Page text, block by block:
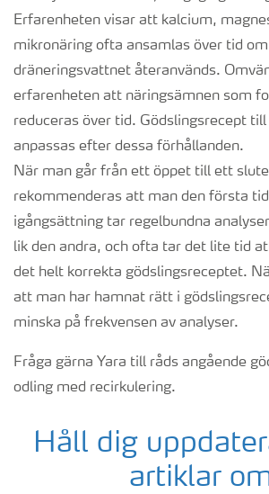
Erfarenheten visar att kalcium,
mikronäring ofta ansamlas över tid om
dräneringsvattnet återanvänds.
erfarenheten att näringsämnen som
reduceras över tid. Gödslingsrecept
anpassas efter dessa förhållanden.
När man går från ett öppet till ett
rekommenderas att man den första
igångsättning tar regelbundna
lik den andra, och ofta tar det lite tid
det helt korrekta gödslingsreceptet.
att man har hamnat rätt i
minska på frekvensen av analyser.
Fråga gärna Yara till råds angående
odling med recirkulering.
Håll dig
artiklar